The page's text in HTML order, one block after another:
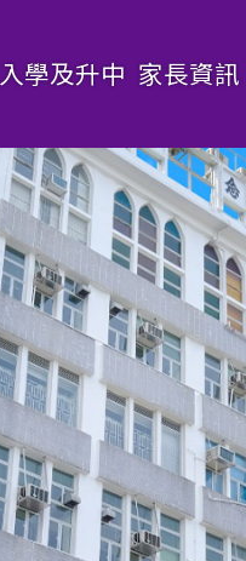
入學及升中 家長資訊